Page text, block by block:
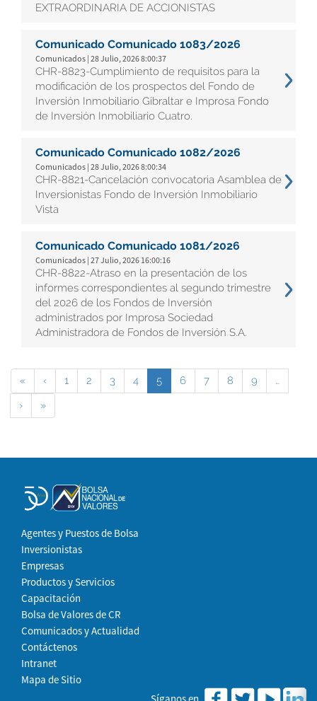
EXTRAORDINARIA DE ACCIONISTAS
Comunicado Comunicado 1083/2026
Comunicados | 28 Julio, 2026 8:00:37
CHR-8823-Cumplimiento de requisitos para la
modificación de los prospectos del Fondo de
Inversión Inmobiliario Gibraltar e Improsa Fondo
de Inversión Inmobiliario Cuatro.
Comunicado Comunicado 1082/2026
Comunicados | 28 Julio, 2026 8:00:34
CHR-8821-Cancelación convocatoria Asamblea de
Inversionistas Fondo de Inversión Inmobiliario
Vista
Comunicado Comunicado 1081/2026
Comunicados | 27 Julio, 2026 16:00:16
CHR-8822-Atraso en la presentación de los
informes correspondientes al segundo trimestre
del 2026 de los Fondos de Inversión
administrados por Improsa Sociedad
Administradora de Fondos de Inversión S.A.
« ‹ 1 2 3 4 5 6 7 8 9
…
›
»
Agentes y Puestos de Bolsa
Inversionistas
Empresas
Productos y Servicios
Capacitación
Bolsa de Valores de CR
Comunicados y Actualidad
Contáctenos
Intranet
Mapa de Sitio
Síganos en